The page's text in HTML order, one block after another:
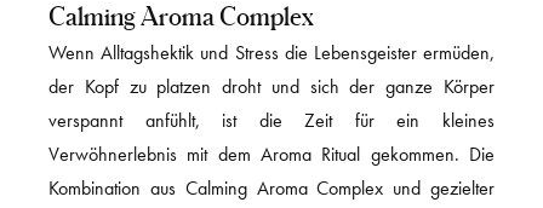
Calming Aroma Complex
Wenn Alltagshektik und Stress die Lebensgeister ermüden,
der Kopf zu platzen droht und sich der ganze Körper
verspannt anfühlt, ist die Zeit für ein kleines
Verwöhnerlebnis mit dem Aroma Ritual gekommen. Die
Kombination aus Calming Aroma Complex und gezielter